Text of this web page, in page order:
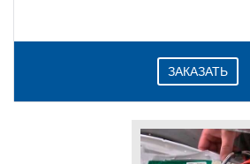
ЗАКАЗАТЬ